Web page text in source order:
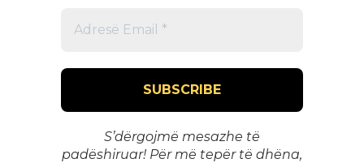
S’dërgojmë mesazhe të
padëshiruar! Për më tepër të dhëna,